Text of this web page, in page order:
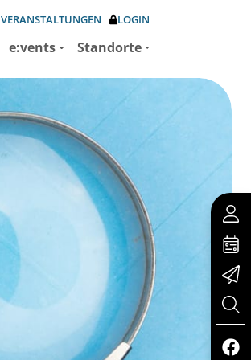
VERANSTALTUNGEN LOGIN
e:vents Standorte